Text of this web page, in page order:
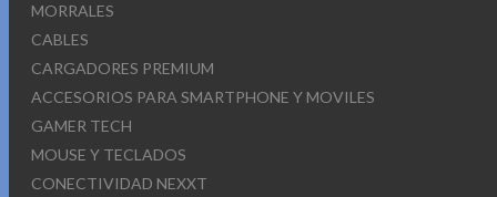
MORRALES
CABLES
CARGADORES PREMIUM
ACCESORIOS PARA SMARTPHONE Y MOVILES
GAMER TECH
MOUSE Y TECLADOS
CONECTIVIDAD NEXXT